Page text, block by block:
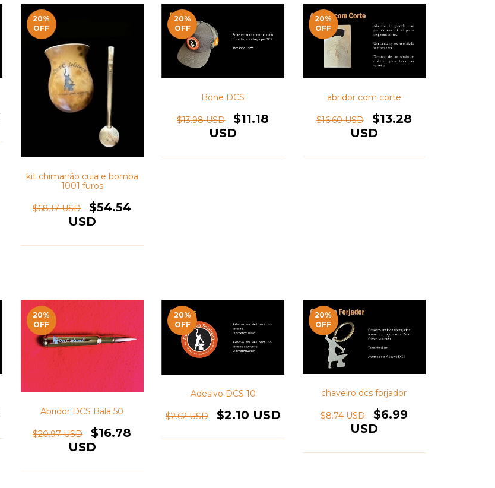
20%
OFF
kit chimarrão cuia e bomba
1001 furos
$68.17 USD
$54.54
USD
20%
OFF
Bone DCS
$13.98 USD
$11.18
USD
20%
OFF
abridor com corte
$16.60 USD
$13.28
USD
20%
OFF
Abridor DCS Bala 50
$20.97 USD
$16.78
USD
20%
OFF
Adesivo DCS 10
$2.62 USD $2.10 USD
20%
OFF
chaveiro dcs forjador
$8.74 USD
$6.99
USD